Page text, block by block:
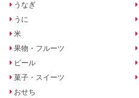
うなぎ
うに
米
果物・フルーツ
ビール
菓子・スイーツ
おせち